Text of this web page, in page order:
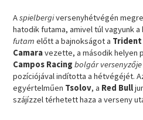
Aspielbergiversenyhétvégén
hatodik futama, amivel túl vagyunk
futam előtt a bajnokságot a Trident
Camaravezette, a második helyen
Campos Racing bolgár versenyzője
pozíciójával indította a hétvégéjét.
egyértelműen Tsolov, a Red Bull
szájízzel térhetett haza a verseny